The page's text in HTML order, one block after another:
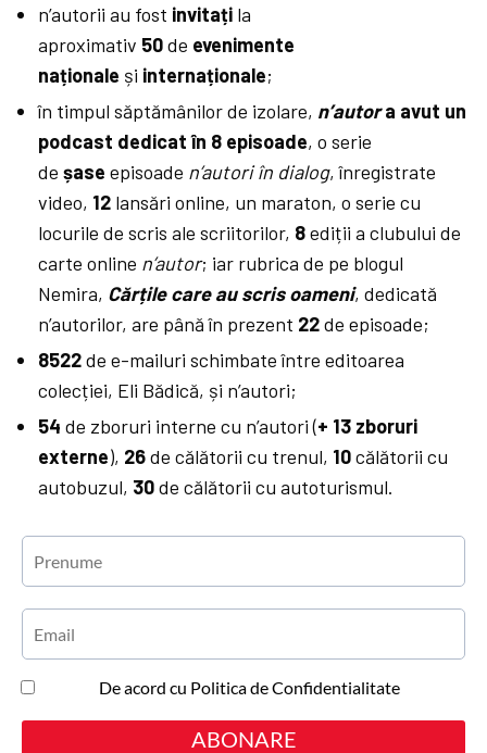
n’autorii au fost invitați la
aproximativ 50de evenimente
naționale și internaționale;
în timpul săptămânilor de izolare, n’autora avut un
podcast dedicat în 8 episoade, o serie
de șase episoade n’autori în dialog, înregistrate
video, 12 lansări online, un maraton, o serie cu
locurile de scris ale scriitorilor, 8ediții a clubului de
carte online n’autor; iar rubrica de pe blogul
Nemira, Cărțile care au scris oameni, dedicată
n’autorilor, are până în prezent 22de episoade;
8522de e-mailuri schimbate între editoarea
colecției, Eli Bădică, și n’autori;
54 de zboruri interne cu n’autori (+ 13 zboruri
externe), 26de călătorii cu trenul, 10călătorii cu
autobuzul, 30de călătorii cu autoturismul.